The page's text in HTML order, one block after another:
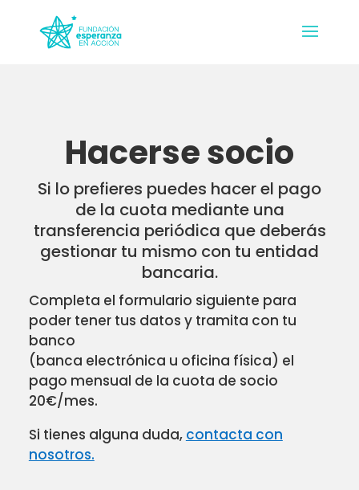
Hacerse socio
Si lo prefieres puedes hacer el pago
de la cuota mediante una
transferencia periódica que deberás
gestionar tu mismo con tu entidad
bancaria.
Completa el formulario siguiente para
poder tener tus datos y tramita con tu
banco
(banca electrónica u oficina física) el
pago mensual de la cuota de socio
20€/mes.
Si tienes alguna duda, contacta con
nosotros.